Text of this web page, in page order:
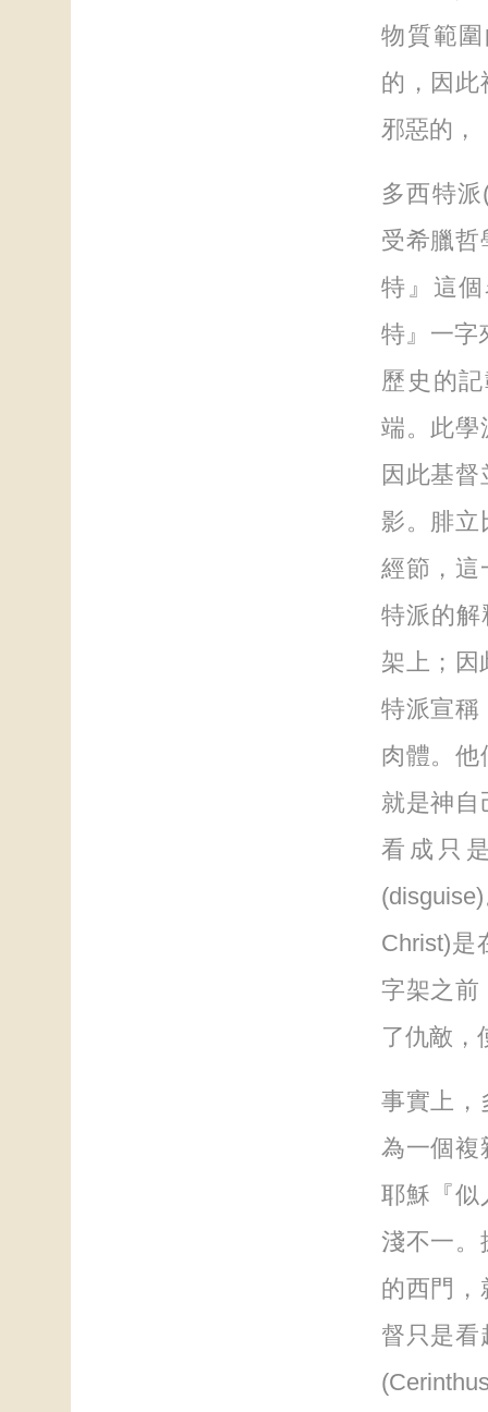
物質範
的，因此
邪惡的，
多西特
受希臘哲
特』這
特』一字
歷史的
端。此學
因此基
影。腓立
經節，這
特派的解
架上；因
特派宣稱
肉體。他
就是神自
看成只
Christ)是
字架之前
了仇敵，
事實上，
為一個複
耶穌『似
淺不一。
的西門，
督只是看